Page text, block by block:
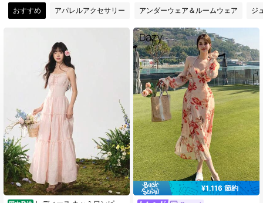
4.91 6.6M フォロワー
4.91
4.91
4.91 6.6M フォロワー
おすすめ アパレルアクセサリー アンダーウェア＆ルームウェア ジ
¥1,116 節約